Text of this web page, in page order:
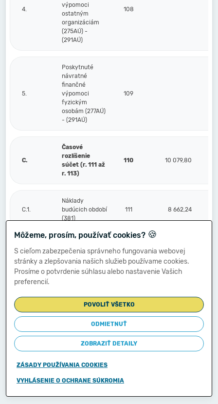
4.
výpomoci
ostatným
organizáciám
(275AÚ) -
(291AÚ)
108
5.
Poskytnuté
návratné
finančné
výpomoci
fyzickým
osobám (277AÚ)
- (291AÚ)
109
C.
Časové
rozlíšenie
súčet (r. 111 až
r. 113)
110 10 079,80
C.1.
Náklady
budúcich období
(381)
111 8 662,24
2.
náklady
budúcich období
(382)
112
Príjmy budúcich
období (385)
113
Vzťahy k účtom
klientov
Štátnej
pokladnice
skupina 20)
Môžeme, prosím, používať cookies? 🍪
S cieľom zabezpečenia správneho fungovania webovej
stránky a zlepšovania našich služieb používame cookies.
Prosíme o potvrdenie súhlasu alebo nastavenie Vašich
preferencií.
POVOLIŤ VŠETKO
ODMIETNUŤ
ZOBRAZIŤ DETAILY
ZÁSADY POUŽÍVANIA COOKIES
VYHLÁSENIE O OCHRANE SÚKROMIA